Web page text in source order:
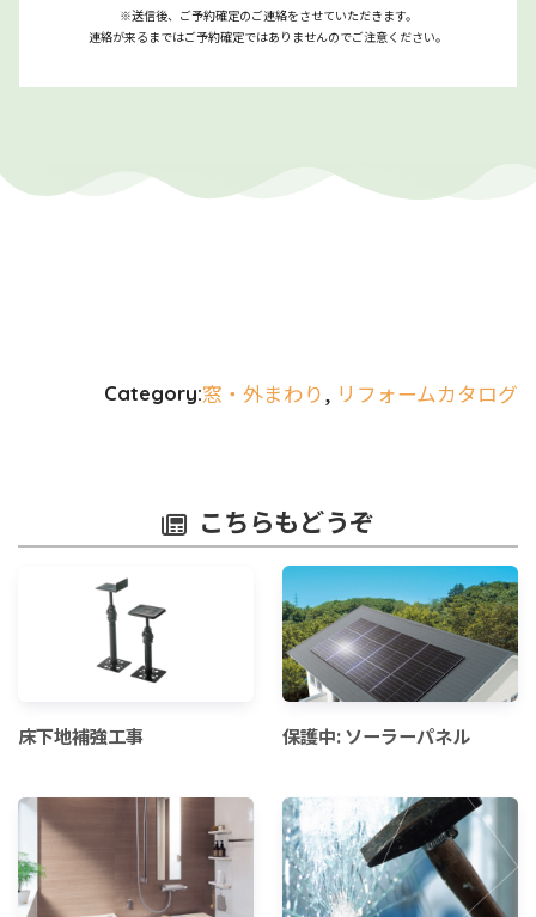
※送信後、ご予約確定のご連絡をさせていただきます。
連絡が来るまではご予約確定ではありませんのでご注意ください。
Category:窓・外まわり, リフォームカタログ
こちらもどうぞ
床下地補強工事 保護中: ソーラーパネル